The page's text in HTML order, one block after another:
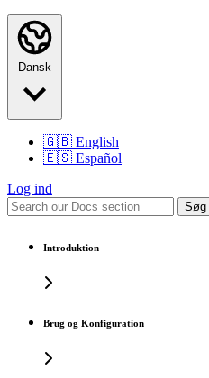
Dansk
🇬🇧 English
🇪🇸 Español
Log ind
Søg
Introduktion
Brug og Konfiguration